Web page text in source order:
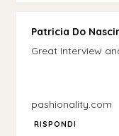
Patricia Do
Great interview
pashionality.com
RISPONDI